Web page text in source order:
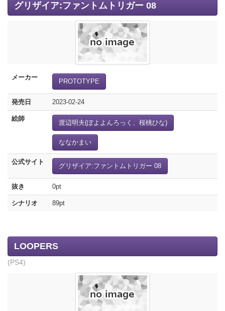
グリザイア:ファントムトリガー 08
メーカー
PROTOTYPE
発売日 2023-02-24
絵師
渡辺明夫(ぽよよんろっく、桜桃ひな)
ななかまい
公式サイト
グリザイア:ファントムトリガー 08
抜き 0pt
シナリオ 89pt
LOOPERS
(PS4)